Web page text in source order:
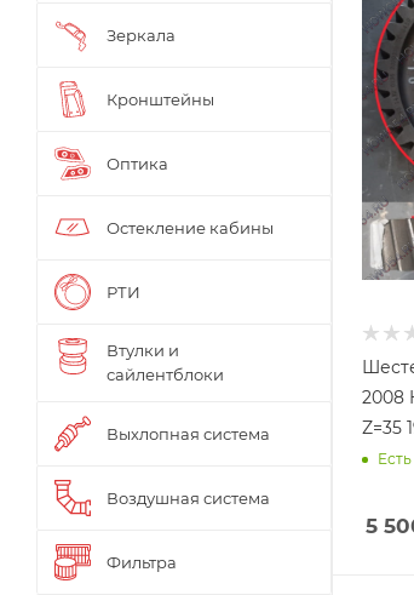
2008
Z=35
5
Зеркала
Кронштейны
Оптика
Остекление кабины
РТИ
Втулки и
сайлентблоки
Выхлопная система
Воздушная система
Фильтра